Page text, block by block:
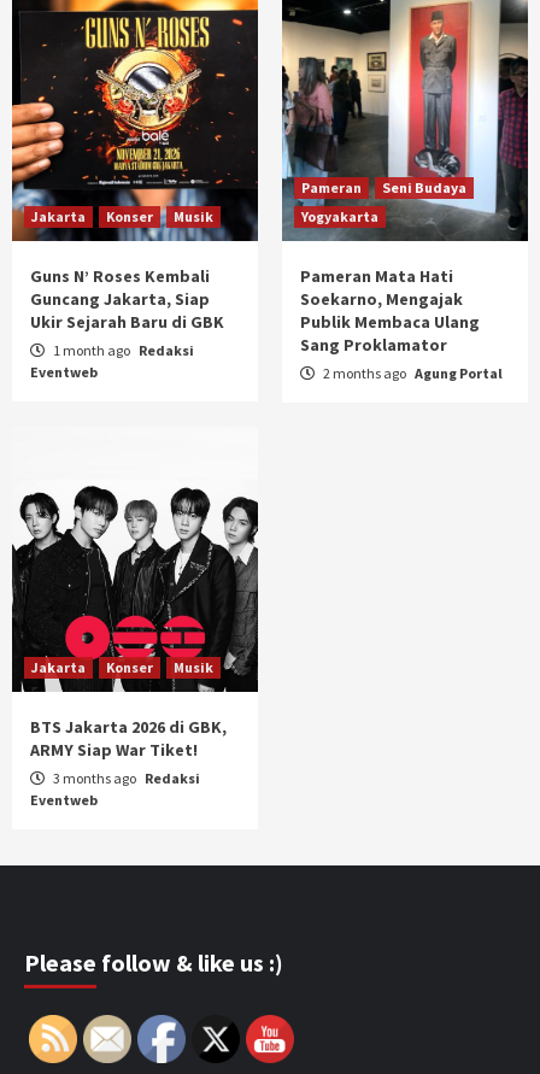
Jakarta Konser Musik
Guns N’ Roses Kembali
Guncang Jakarta, Siap
Ukir Sejarah Baru di GBK
1 month ago Redaksi
Eventweb
Pameran
Seni Budaya
Yogyakarta
Pameran Mata Hati
Soekarno, Mengajak
Publik Membaca Ulang
Sang Proklamator
2 months ago Agung Portal
Jakarta Konser Musik
BTS Jakarta 2026 di GBK,
ARMY Siap War Tiket!
3 months ago Redaksi
Eventweb
Please follow & like us :)